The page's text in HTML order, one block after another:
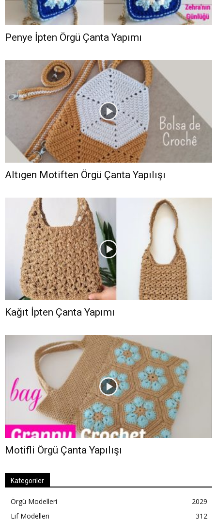
Penye İpten Örgü Çanta Yapımı
Altıgen Motiften Örgü Çanta Yapılışı
Kağıt İpten Çanta Yapımı
Motifli Örgü Çanta Yapılışı
Kategoriler
Örgü Modelleri
2029
Lif Modelleri
312